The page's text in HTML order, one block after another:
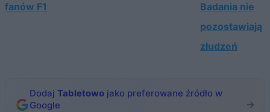
fanów F1
Badania nie
pozostawiają
złudzeń
Dodaj Tabletowo jako preferowane źródło w
Google